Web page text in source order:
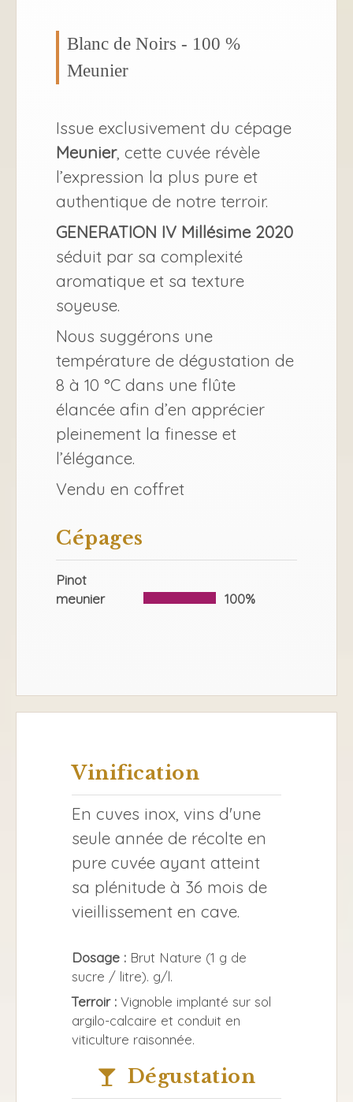
Blanc de Noirs - 100 %
Meunier
Issue exclusivement du cépage
Meunier, cette cuvée révèle
l’expression la plus pure et
authentique de notre terroir.
GENERATION IV Millésime 2020
séduit par sa complexité
aromatique et sa texture
soyeuse.
Nous suggérons une
température de dégustation de
8 à 10 °C dans une flûte
élancée afin d’en apprécier
pleinement la finesse et
l’élégance.
Vendu en coffret
Cépages
Pinot
meunier
100%
Vinification
En cuves inox, vins d'une
seule année de récolte en
pure cuvée ayant atteint
sa plénitude à 36 mois de
vieillissement en cave.
Dosage : Brut Nature (1 g de
sucre / litre). g/l.
Terroir : Vignoble implanté sur sol
argilo-calcaire et conduit en
viticulture raisonnée.
Dégustation